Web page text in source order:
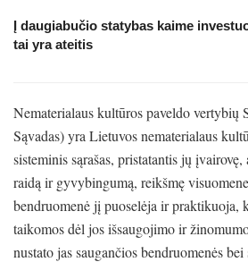
Į daugiabučio statybas kaime
tai yra ateitis
Nematerialaus kultūros paveldo vertybių
Sąvadas) yra Lietuvos nematerialaus
sisteminis sąrašas, pristatantis jų
raidą ir gyvybingumą, reikšmę
bendruomenė jį puoselėja ir praktikuoja,
taikomos dėl jos išsaugojimo ir
nustato jas saugančios bendruomenės